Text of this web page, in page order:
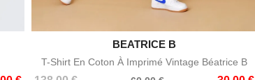
Aperçu rapide
BEATRICE B
T-Shirt En Coton À Imprimé Vintage Béatrice B